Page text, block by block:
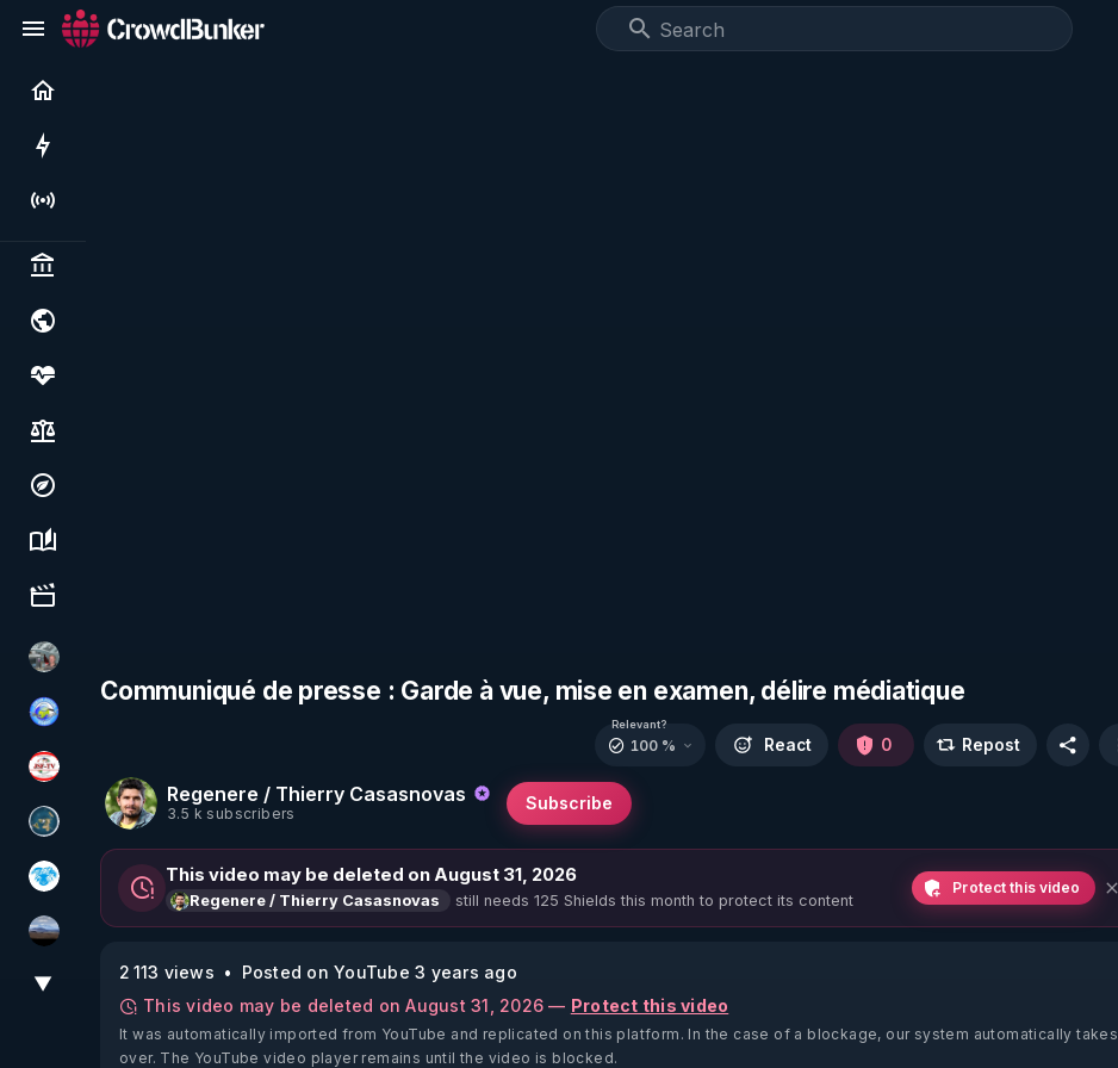
Live
Politics & institutions
Society, justice & freedoms
Economy, environment & technology
Science, history & spirituality
Culture, media & entertainment
Ben Garneau
Tonton Posture Débrief
JSF - TV
Réinformation sur le monde
A.D.N.M
michel lanceur alerte
▼
Communiqué de presse : Garde à vue, mise en examen, délire médiatique
Regenere / Thierry Casasnovas
3.5 k subscribers
Subscribe
Relevant?
100 % React 0 Repost
This video may be deleted on August 31, 2026
Regenere / Thierry Casasnovas still needs 125 Shields this month to protect its content
Protect this video
2 113 views
Posted on YouTube 3 years ago
This video may be deleted on August 31, 2026 — Protect this video
It was automatically imported from YouTube and replicated on this platform. In the case of a blockage, our system automatically takes
over. The YouTube video player remains until the video is blocked.